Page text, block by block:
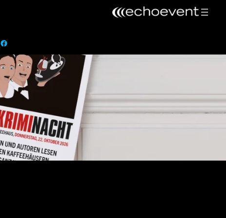
facebook